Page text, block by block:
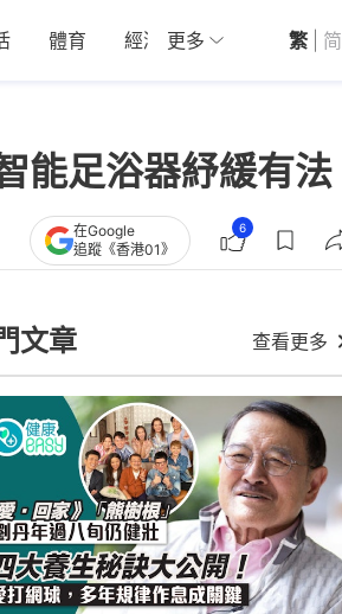
體育 經濟 01深圳 觀點
更多 繁 简
能足浴器紓緩有法
在Google
追蹤《香港01》
6
文章 查看更多